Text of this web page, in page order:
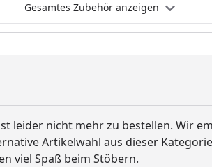
Gesamtes Zubehör anzeigen
leider nicht mehr zu bestellen. Wir
Artikelwahl aus dieser
viel Spaß beim Stöbern.